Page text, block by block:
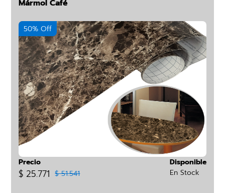
Mármol Café
50% Off
Precio
$ 25.771 $ 51.541
Disponible
En Stock